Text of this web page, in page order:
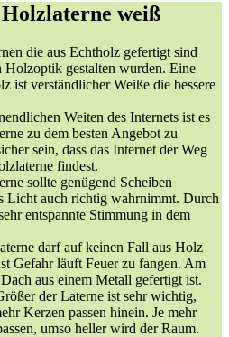
weiß
die aus Echtholz gefertigt sind
Holzoptik gestalten wurden. Eine
ist verständlicher Weiße die bessere
Weiten des Internets ist es
zu dem besten Angebot zu
sein, dass das Internet der Weg
findest.
sollte genügend Scheiben
Licht auch richtig wahrnimmt. Durch
entspannte Stimmung in dem
darf auf keinen Fall aus Holz
Gefahr läuft Feuer zu fangen. Am
aus einem Metall gefertigt ist.
der Laterne ist sehr wichtig,
Kerzen passen hinein. Je mehr
umso heller wird der Raum.